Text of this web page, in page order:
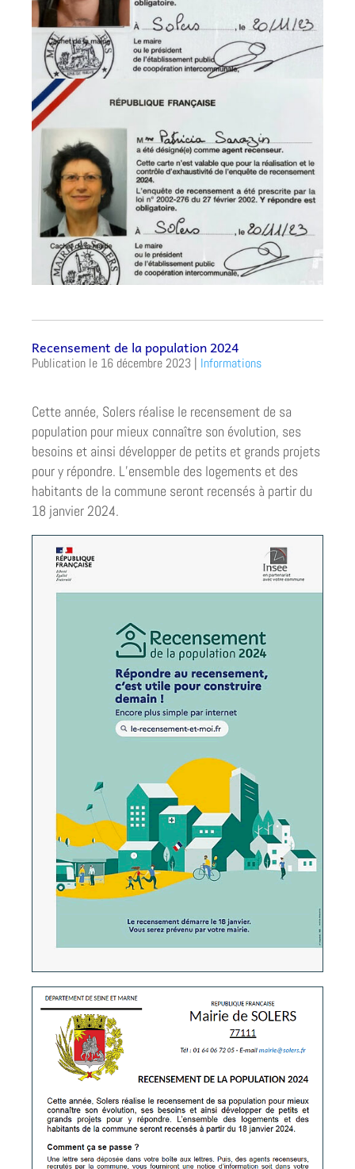
Recensement de la population 2024
16 décembre 2023 | Informations
Cette année, Solers réalise le recensement de sa
population pour mieux connaître son évolution, ses
besoins et ainsi développer de petits et grands projets
pour y répondre. L’ensemble des logements et des
habitants de la commune seront recensés à partir du
18 janvier 2024.